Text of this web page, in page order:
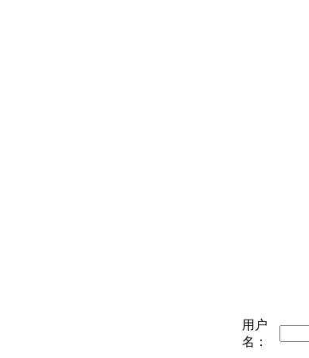
用户
名：